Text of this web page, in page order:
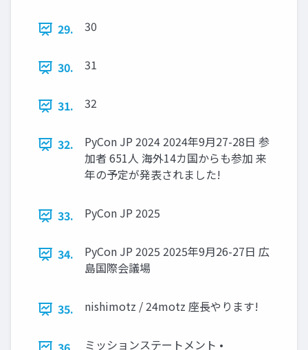
29. 30
30. 31
31. 32
32.
PyCon JP 2024 2024年9月27-28日 参
加者 651人 海外14カ国からも参加 来
年の予定が発表されました!
33. PyCon JP 2025
34.
PyCon JP 2025 2025年9月26-27日 広
島国際会議場
35. nishimotz / 24motz 座長やります!
ミッションステートメント •